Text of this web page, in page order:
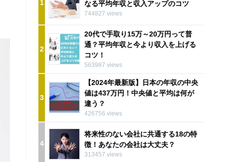
1
なる平均年収と収入アップのコツ
744827 views
2
20代で手取り15万～20万円って普
通？平均年収と今より収入を上げる
コツ！
563987 views
3
【2024年最新版】日本の年収の中央
値は437万円！中央値と平均は何が
違う？
426756 views
4
将来性のない会社に共通する18の特
徴！あなたの会社は大丈夫？
313457 views